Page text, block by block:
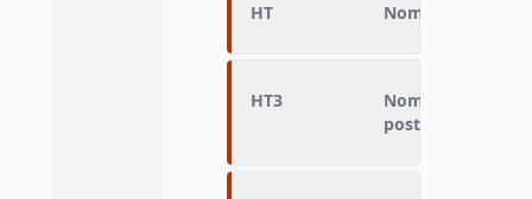
HT Nombre
HT3
Nombre
postes)